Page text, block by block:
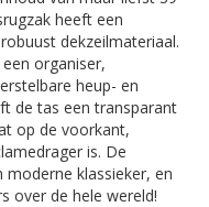
heeft een
dekzeilmateriaal.
organiser,
heup- en
de tas een transparant
op de voorkant,
is. De
moderne klassieker, en
over de hele wereld!